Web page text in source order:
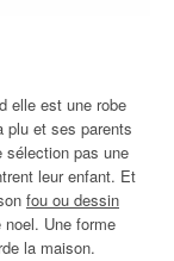
elle est une robe
plu et ses parents
sélection pas une
leur enfant. Et
fou ou dessin
Une forme
la maison.